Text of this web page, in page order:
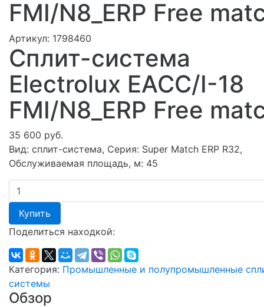
FMI/N8_ERP Free
Артикул: 1798460
Сплит-система
Electrolux EACC/I-18
FMI/N8_ERP Free
35 600 руб.
Вид: сплит-система, Серия: Super Match ERP R32,
Обслуживаемая площадь, м: 45
Купить
Поделиться находкой:
Категория: Промышленные и полупромышленные
системы
Обзор